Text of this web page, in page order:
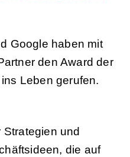
Google haben mit
den Award der
Leben gerufen.
und
die auf